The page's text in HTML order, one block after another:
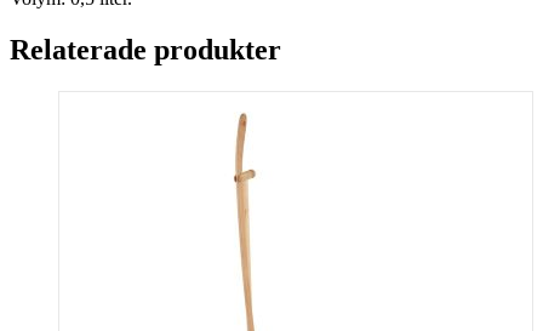
Relaterade produkter